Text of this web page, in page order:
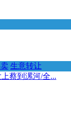
生意转让
蔡到漯河/全...